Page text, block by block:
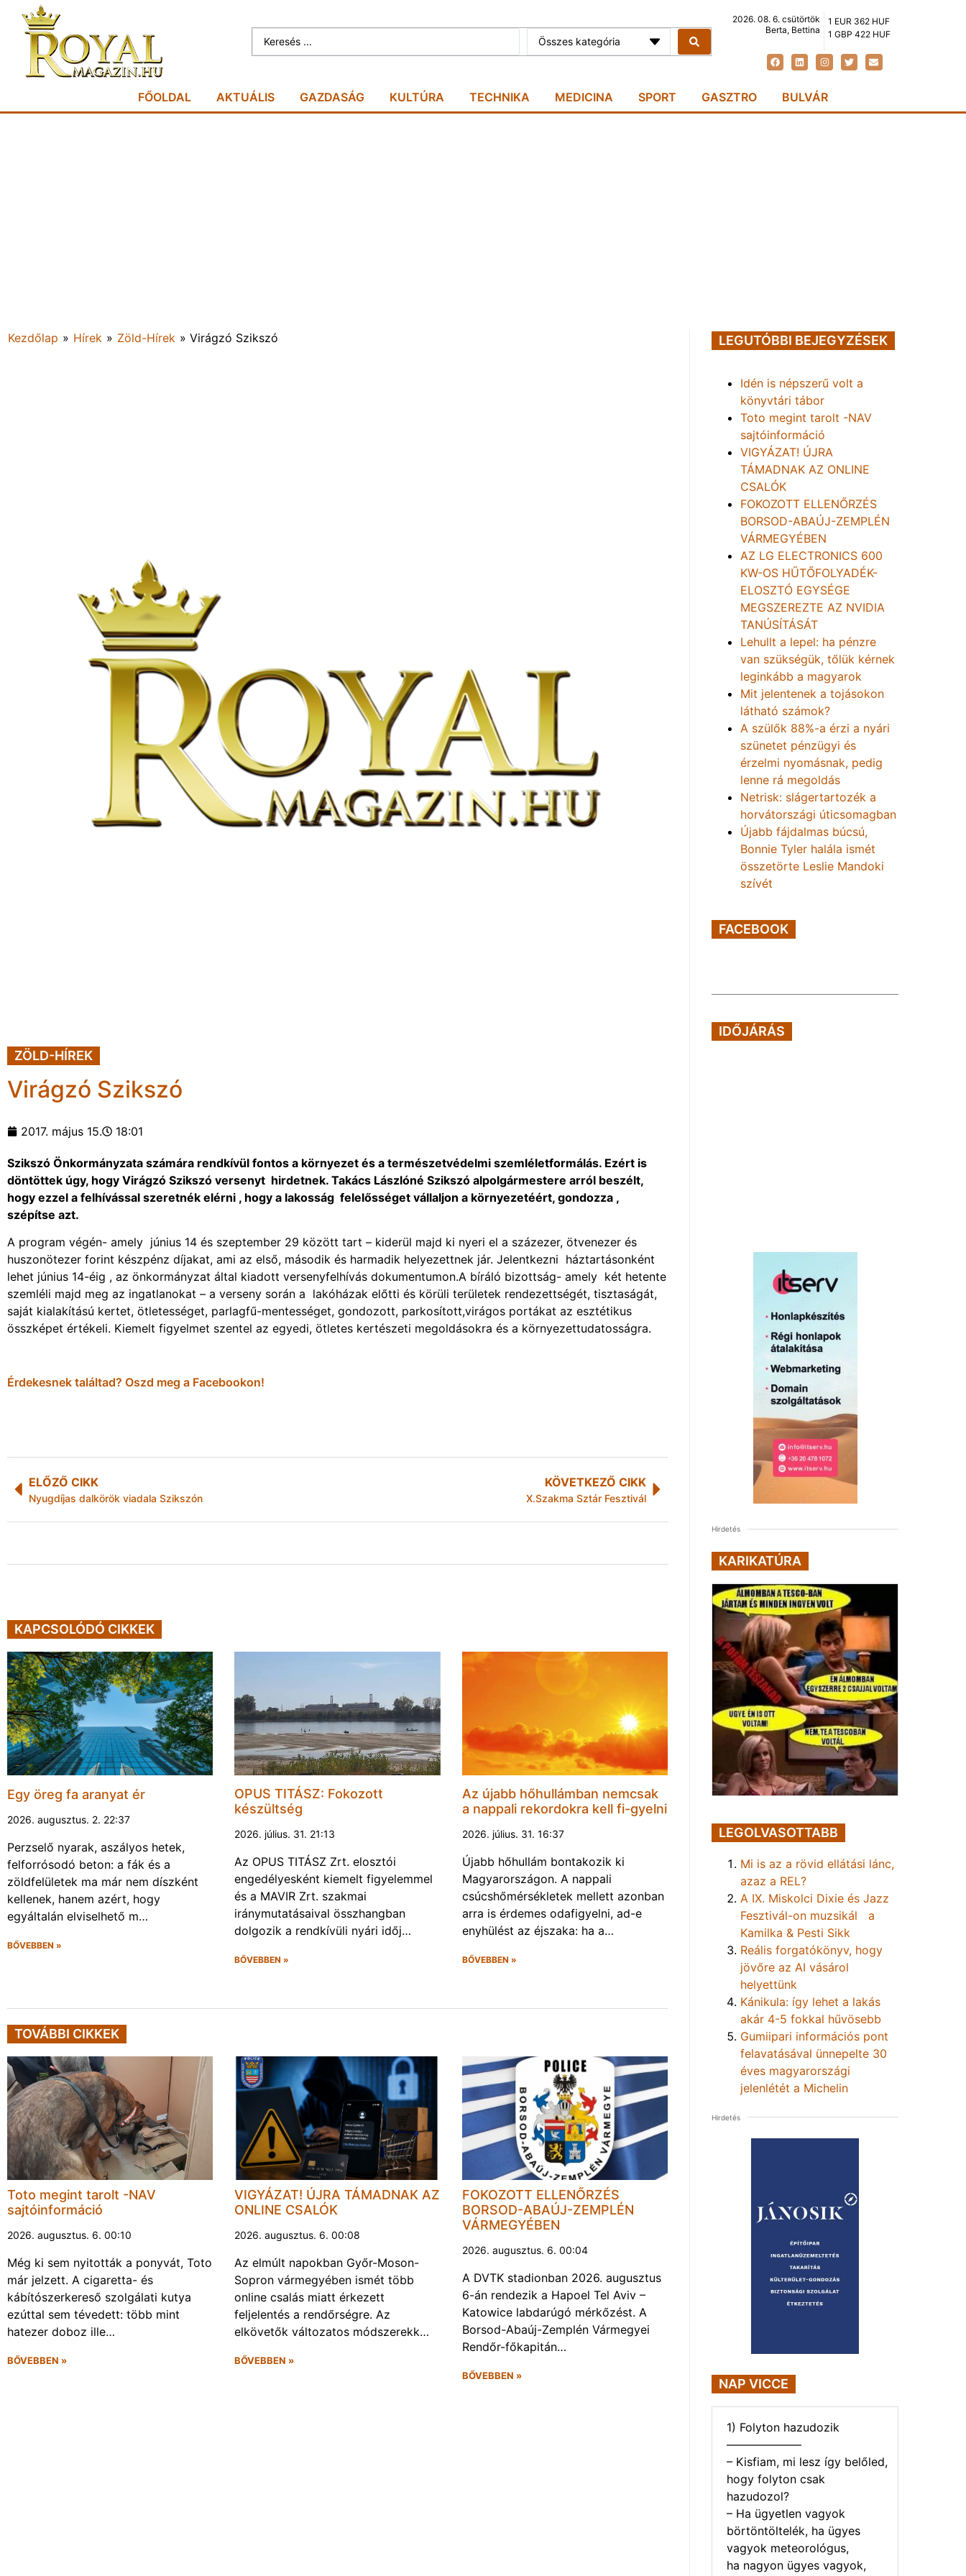
Összes kategória
2026. 08. 6. csütörtök
Berta, Bettina
1 EUR 362 HUF
1 GBP 422 HUF
FŐOLDAL AKTUÁLIS GAZDASÁG KULTÚRA TECHNIKA MEDICINA SPORT GASZTRO BULVÁR
Kezdőlap » Hírek » Zöld-Hírek » Virágzó Szikszó
ZÖLD-HÍREK
Virágzó Szikszó
2017. május 15. 18:01
Szikszó Önkormányzata számára rendkívül fontos a környezet és a természetvédelmi szemléletformálás. Ezért is
döntöttek úgy, hogy Virágzó Szikszó versenyt hirdetnek. Takács Lászlóné Szikszó alpolgármestere arról beszélt,
hogy ezzel a felhívással szeretnék elérni , hogy a lakosság felelősséget vállaljon a környezetéért, gondozza ,
szépítse azt.
A program végén- amely június 14 és szeptember 29 között tart – kiderül majd ki nyeri el a százezer, ötvenezer és
huszonötezer forint készpénz díjakat, ami az első, második és harmadik helyezettnek jár. Jelentkezni háztartásonként
lehet június 14-éig , az önkormányzat által kiadott versenyfelhívás dokumentumon.A bíráló bizottság- amely két hetente
szemléli majd meg az ingatlanokat – a verseny során a lakóházak előtti és körüli területek rendezettségét, tisztaságát,
saját kialakítású kertet, ötletességet, parlagfű-mentességet, gondozott, parkosított,virágos portákat az esztétikus
összképet értékeli. Kiemelt figyelmet szentel az egyedi, ötletes kertészeti megoldásokra és a környezettudatosságra.
Érdekesnek találtad? Oszd meg a Facebookon!
ELŐZŐ CIKK
Nyugdíjas dalkörök viadala Szikszón
KÖVETKEZŐ CIKK
X.Szakma Sztár Fesztivál
KAPCSOLÓDÓ CIKKEK
Egy öreg fa aranyat ér
2026. augusztus. 2. 22:37
Perzselő nyarak, aszályos hetek,
felforrósodó beton: a fák és a
zöldfelületek ma már nem díszként
kellenek, hanem azért, hogy
egyáltalán elviselhető m…
BŐVEBBEN »
OPUS TITÁSZ: Fokozott
készültség
2026. július. 31. 21:13
Az OPUS TITÁSZ Zrt. elosztói
engedélyesként kiemelt figyelemmel
és a MAVIR Zrt. szakmai
iránymutatásaival összhangban
dolgozik a rendkívüli nyári időj…
BŐVEBBEN »
Az újabb hőhullámban nemcsak
a nappali rekordokra kell fi-gyelni
2026. július. 31. 16:37
Újabb hőhullám bontakozik ki
Magyarországon. A nappali
csúcshőmérsékletek mellett azonban
arra is érdemes odafigyelni, ad-e
enyhülést az éjszaka: ha a…
BŐVEBBEN »
TOVÁBBI CIKKEK
Toto megint tarolt -NAV
sajtóinformáció
2026. augusztus. 6. 00:10
Még ki sem nyitották a ponyvát, Toto
már jelzett. A cigaretta- és
kábítószerkereső szolgálati kutya
ezúttal sem tévedett: több mint
hatezer doboz ille…
BŐVEBBEN »
VIGYÁZAT! ÚJRA TÁMADNAK AZ
ONLINE CSALÓK
2026. augusztus. 6. 00:08
Az elmúlt napokban Győr-Moson-
Sopron vármegyében ismét több
online csalás miatt érkezett
feljelentés a rendőrségre. Az
elkövetők változatos módszerekk…
BŐVEBBEN »
FOKOZOTT ELLENŐRZÉS
BORSOD-ABAÚJ-ZEMPLÉN
VÁRMEGYÉBEN
2026. augusztus. 6. 00:04
A DVTK stadionban 2026. augusztus
6-án rendezik a Hapoel Tel Aviv –
Katowice labdarúgó mérkőzést. A
Borsod-Abaúj-Zemplén Vármegyei
Rendőr-főkapitán…
BŐVEBBEN »
LEGUTÓBBI BEJEGYZÉSEK
Idén is népszerű volt a
könyvtári tábor
Toto megint tarolt -NAV
sajtóinformáció
VIGYÁZAT! ÚJRA
TÁMADNAK AZ ONLINE
CSALÓK
FOKOZOTT ELLENŐRZÉS
BORSOD-ABAÚJ-ZEMPLÉN
VÁRMEGYÉBEN
AZ LG ELECTRONICS 600
KW-OS HŰTŐFOLYADÉK-
ELOSZTÓ EGYSÉGE
MEGSZEREZTE AZ NVIDIA
TANÚSÍTÁSÁT
Lehullt a lepel: ha pénzre
van szükségük, tőlük kérnek
leginkább a magyarok
Mit jelentenek a tojásokon
látható számok?
A szülők 88%-a érzi a nyári
szünetet pénzügyi és
érzelmi nyomásnak, pedig
lenne rá megoldás
Netrisk: slágertartozék a
horvátországi úticsomagban
Újabb fájdalmas búcsú,
Bonnie Tyler halála ismét
összetörte Leslie Mandoki
szívét
FACEBOOK
IDŐJÁRÁS
Hirdetés
KARIKATÚRA
LEGOLVASOTTABB
Mi is az a rövid ellátási lánc,
azaz a REL?
A IX. Miskolci Dixie és Jazz
Fesztivál-on muzsikál a
Kamilka & Pesti Sikk
Reális forgatókönyv, hogy
jövőre az AI vásárol
helyettünk
Kánikula: így lehet a lakás
akár 4-5 fokkal hűvösebb
Gumiipari információs pont
felavatásával ünnepelte 30
éves magyarországi
jelenlétét a Michelin
Hirdetés
NAP VICCE
1) Folyton hazudozik
——————–
– Kisfiam, mi lesz így belőled,
hogy folyton csak
hazudozol?
– Ha ügyetlen vagyok
börtöntöltelék, ha ügyes
vagyok meteorológus,
ha nagyon ügyes vagyok,